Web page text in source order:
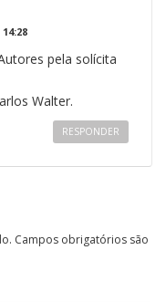
pela solícita
Walter.
RESPONDER
Campos obrigatórios são